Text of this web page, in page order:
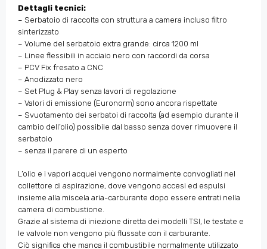
Dettagli tecnici:
– Serbatoio di raccolta con struttura a camera incluso filtro
sinterizzato
– Volume del serbatoio extra grande: circa 1200 ml
– Linee flessibili in acciaio nero con raccordi da corsa
– PCV Fix fresato a CNC
– Anodizzato nero
– Set Plug & Play senza lavori di regolazione
– Valori di emissione ​​(Euronorm) sono ancora rispettate
– Svuotamento dei serbatoi di raccolta (ad esempio durante il
cambio dell’olio) possibile dal basso senza dover rimuovere il
serbatoio
– senza il parere di un esperto
L’olio e i vapori acquei vengono normalmente convogliati nel
collettore di aspirazione, dove vengono accesi ed espulsi
insieme alla miscela aria-carburante dopo essere entrati nella
camera di combustione.
Grazie al sistema di iniezione diretta dei modelli TSI, le testate e
le valvole non vengono più flussate con il carburante.
Ciò significa che manca il combustibile normalmente utilizzato